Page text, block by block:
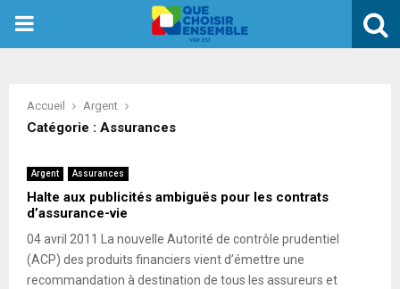
PRIMARY
Accueil Argent
Catégorie : Assurances
Argent Assurances
Halte aux publicités ambiguës pour les contrats
d’assurance-vie
04 avril 2011 La nouvelle Autorité de contrôle prudentiel
(ACP) des produits financiers vient d’émettre une
recommandation à destination de tous les assureurs et